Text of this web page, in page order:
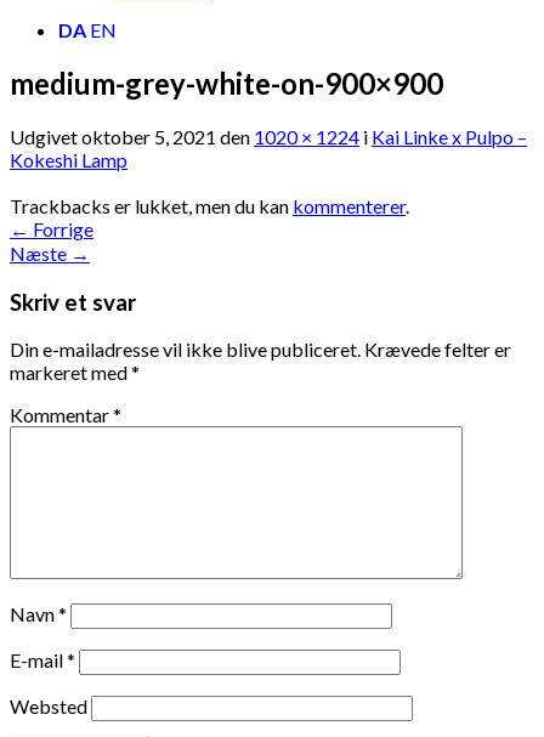
DA EN
medium-grey-white-on-900×900
Udgivetoktober 5, 2021 den 1020 × 1224 i Kai Linke x Pulpo –
Kokeshi Lamp
Trackbacks er lukket, men du kan kommenterer.
← Forrige
Næste →
Skriv et svar
Din e-mailadresse vil ikke blive publiceret. Krævede felter er
markeret med*
Kommentar*
Navn*
E-mail*
Websted